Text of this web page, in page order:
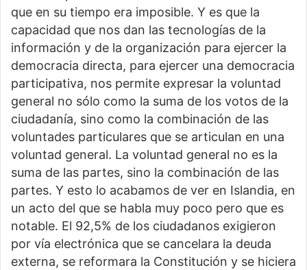
que en su tiempo era imposible. Y es que la
capacidad que nos dan las tecnologías de la
información y de la organización para ejercer la
democracia directa, para ejercer una democracia
participativa, nos permite expresar la voluntad
general no sólo como la suma de los votos de la
ciudadanía, sino como la combinación de las
voluntades particulares que se articulan en una
voluntad general. La voluntad general no es la
suma de las partes, sino la combinación de las
partes. Y esto lo acabamos de ver en Islandia, en
un acto del que se habla muy poco pero que es
notable. El 92,5% de los ciudadanos exigieron
por vía electrónica que se cancelara la deuda
externa, se reformara la Constitución y se hiciera